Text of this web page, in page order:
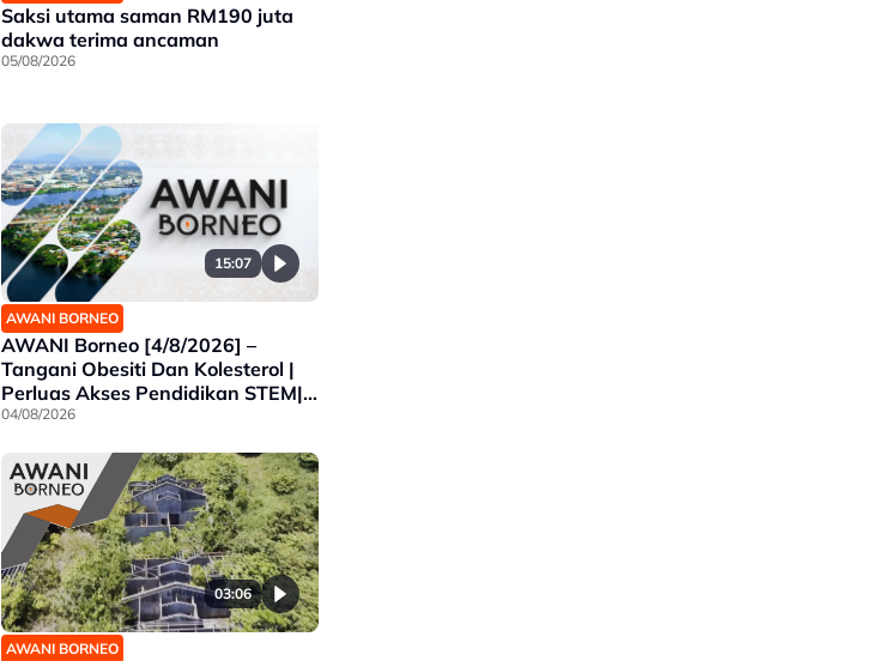
Saksi utama saman RM190 juta
dakwa terima ancaman
05/08/2026
15:07
AWANI BORNEO
AWANI Borneo [4/8/2026] –
Tangani Obesiti Dan Kolesterol |
Perluas Akses Pendidikan STEM|
Sabah Intai Juara SUKMA
04/08/2026
03:06
AWANI BORNEO